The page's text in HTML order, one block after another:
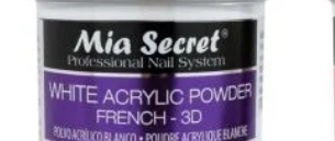
Añadir
a la
lista de
deseos